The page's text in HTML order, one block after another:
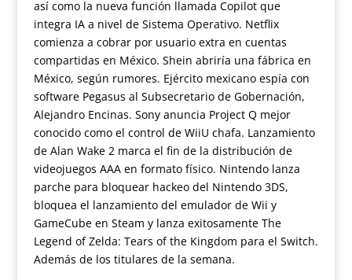
así como la nueva función llamada Copilot que
integra IA a nivel de Sistema Operativo. Netflix
comienza a cobrar por usuario extra en cuentas
compartidas en México. Shein abriría una fábrica en
México, según rumores. Ejército mexicano espía con
software Pegasus al Subsecretario de Gobernación,
Alejandro Encinas. Sony anuncia Project Q mejor
conocido como el control de WiiU chafa. Lanzamiento
de Alan Wake 2 marca el fin de la distribución de
videojuegos AAA en formato físico. Nintendo lanza
parche para bloquear hackeo del Nintendo 3DS,
bloquea el lanzamiento del emulador de Wii y
GameCube en Steam y lanza exitosamente The
Legend of Zelda: Tears of the Kingdom para el Switch.
Además de los titulares de la semana.